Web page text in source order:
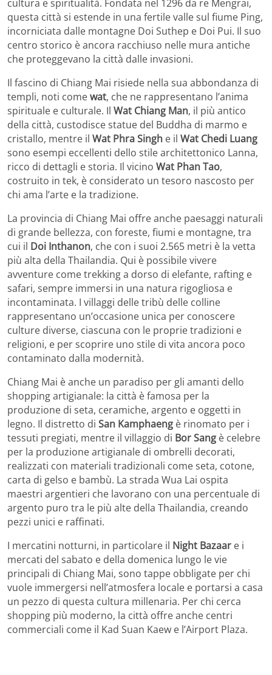
cultura e spiritualità. Fondata nel 1296 da re Mengrai,
questa città si estende in una fertile valle sul fiume Ping,
incorniciata dalle montagne Doi Suthep e Doi Pui. Il suo
centro storico è ancora racchiuso nelle mura antiche
che proteggevano la città dalle invasioni.
Il fascino di Chiang Mai risiede nella sua abbondanza di
templi, noti comewat, che ne rappresentano l’anima
spirituale e culturale. Il Wat Chiang Man, il più antico
della città, custodisce statue del Buddha di marmo e
cristallo, mentre il Wat Phra Singh e il Wat Chedi Luang
sono esempi eccellenti dello stile architettonico Lanna,
ricco di dettagli e storia. Il vicino Wat Phan Tao,
costruito in tek, è considerato un tesoro nascosto per
chi ama l’arte e la tradizione.
La provincia di Chiang Mai offre anche paesaggi naturali
di grande bellezza, con foreste, fiumi e montagne, tra
cui il Doi Inthanon, che con i suoi 2.565 metri è la vetta
più alta della Thailandia. Qui è possibile vivere
avventure come trekking a dorso di elefante, rafting e
safari, sempre immersi in una natura rigogliosa e
incontaminata. I villaggi delle tribù delle colline
rappresentano un’occasione unica per conoscere
culture diverse, ciascuna con le proprie tradizioni e
religioni, e per scoprire uno stile di vita ancora poco
contaminato dalla modernità.
Chiang Mai è anche un paradiso per gli amanti dello
shopping artigianale: la città è famosa per la
produzione di seta, ceramiche, argento e oggetti in
legno. Il distretto di San Kamphaeng è rinomato per i
tessuti pregiati, mentre il villaggio di Bor Sang è celebre
per la produzione artigianale di ombrelli decorati,
realizzati con materiali tradizionali come seta, cotone,
carta di gelso e bambù. La strada Wua Lai ospita
maestri argentieri che lavorano con una percentuale di
argento puro tra le più alte della Thailandia, creando
pezzi unici e raffinati.
I mercatini notturni, in particolare il Night Bazaar e i
mercati del sabato e della domenica lungo le vie
principali di Chiang Mai, sono tappe obbligate per chi
vuole immergersi nell’atmosfera locale e portarsi a casa
un pezzo di questa cultura millenaria. Per chi cerca
shopping più moderno, la città offre anche centri
commerciali come il Kad Suan Kaew e l’Airport Plaza.